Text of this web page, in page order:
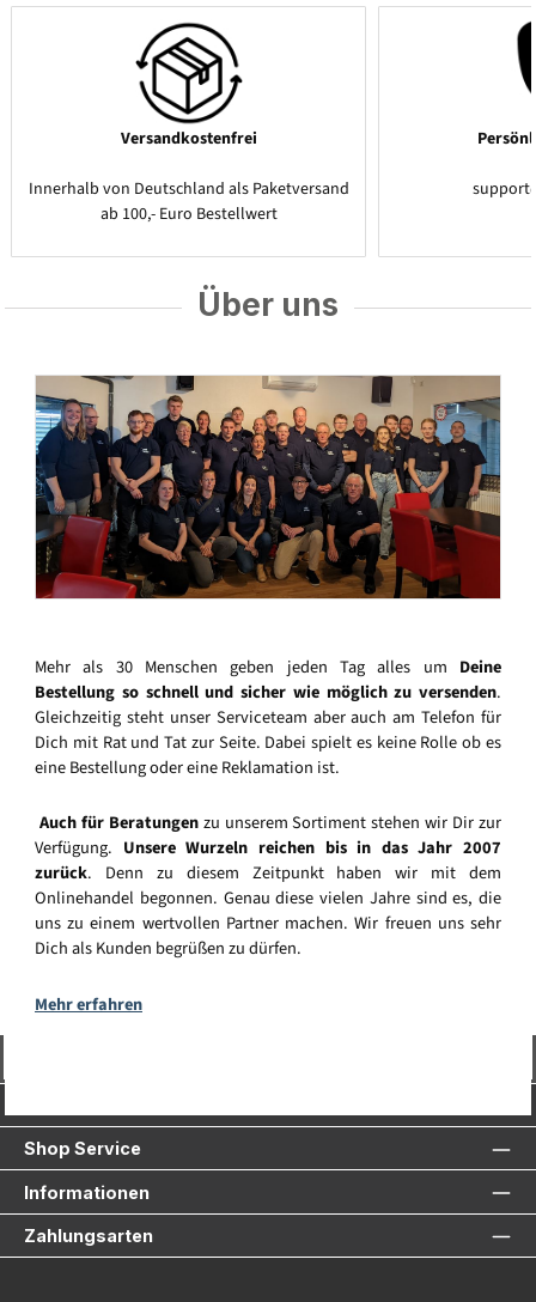
Versandkostenfrei
Innerhalb von Deutschland als Paketversand
ab 100,- Euro Bestellwert
Über uns
Mehr als 30 Menschen geben jeden Tag alles um Deine
Bestellung so schnell und sicher wie möglich zu versenden.
Gleichzeitig steht unser Serviceteam aber auch am Telefon für
Dich mit Rat und Tat zur Seite. Dabei spielt es keine Rolle ob es
eine Bestellung oder eine Reklamation ist.
Auch für Beratungenzu unserem Sortiment stehen wir Dir zur
Verfügung. Unsere Wurzeln reichen bis in das Jahr 2007
zurück. Denn zu diesem Zeitpunkt haben wir mit dem
Onlinehandel begonnen. Genau diese vielen Jahre sind es, die
uns zu einem wertvollen Partner machen. Wir freuen uns sehr
Dich als Kunden begrüßen zu dürfen.
Mehr erfahren
Shop Service
Informationen
Zahlungsarten